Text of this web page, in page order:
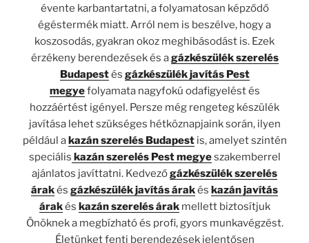
évente karbantartatni, a folyamatosan képződő
égéstermék miatt. Arról nem is beszélve, hogy a
koszosodás, gyakran okoz meghibásodást is. Ezek
érzékeny berendezések és agázkészülék szerelés
Budapestés gázkészülék javítás Pest
megyefolyamata nagyfokú odafigyelést és
hozzáértést igényel. Persze még rengeteg készülék
javítása lehet szükséges hétköznapjaink során, ilyen
például akazán szerelés Budapestis, amelyet szintén
speciális kazán szerelés Pest megyeszakemberrel
ajánlatos javíttatni. Kedvezőgázkészülék szerelés
árakés gázkészülék javítás árakés kazán javítás
árakés kazán szerelés árakmellett biztosítjuk
Önöknek a megbízható és profi, gyors munkavégzést.
Életünket fenti berendezések jelentősen